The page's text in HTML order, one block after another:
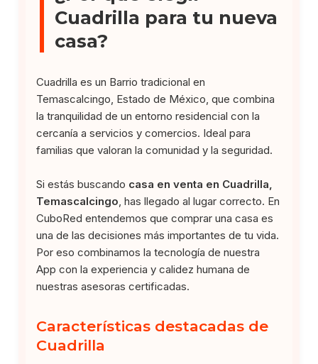
Cuadrilla para tu nueva
casa?
Cuadrilla es un Barrio tradicional en
Temascalcingo, Estado de México, que combina
la tranquilidad de un entorno residencial con la
cercanía a servicios y comercios. Ideal para
familias que valoran la comunidad y la seguridad.
Si estás buscando casa en venta en Cuadrilla,
Temascalcingo , has llegado al lugar correcto. En
CuboRed entendemos que comprar una casa es
una de las decisiones más importantes de tu vida.
Por eso combinamos la tecnología de nuestra
App con la experiencia y calidez humana de
nuestras asesoras certificadas.
Características destacadas de
Cuadrilla